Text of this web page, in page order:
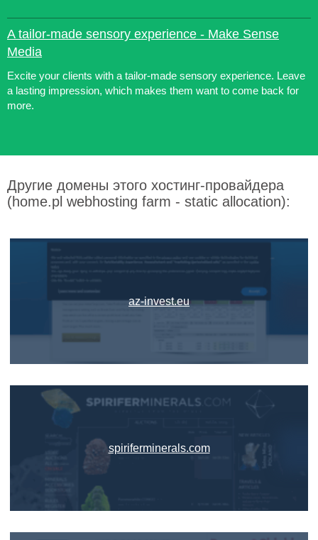
A tailor-made sensory experience - Make Sense
Media
Excite your clients with a tailor-made sensory experience. Leave
a lasting impression, which makes them want to come back for
more.
Другие домены этого хостинг-провайдера
(home.pl webhosting farm - static allocation):
az-invest.eu
spiriferminerals.com